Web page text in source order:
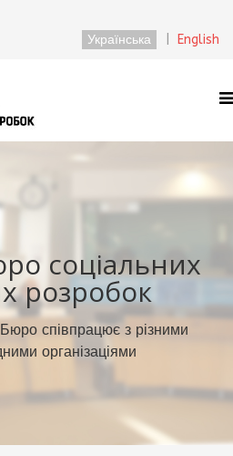
Українська English
соціальних
розробок
співпрацює з різними
організаціями